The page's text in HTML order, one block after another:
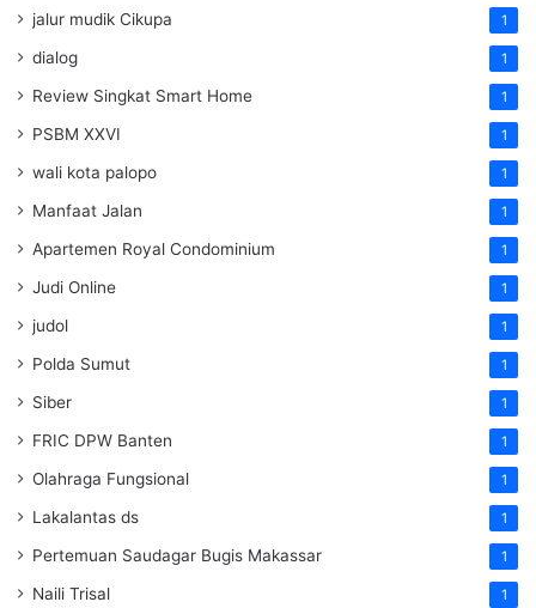
jalur mudik Cikupa 1
dialog 1
Review Singkat Smart Home 1
PSBM XXVI 1
wali kota palopo 1
Manfaat Jalan 1
Apartemen Royal Condominium 1
Judi Online 1
judol 1
Polda Sumut 1
Siber 1
FRIC DPW Banten 1
Olahraga Fungsional 1
Lakalantas ds 1
Pertemuan Saudagar Bugis Makassar 1
Naili Trisal 1